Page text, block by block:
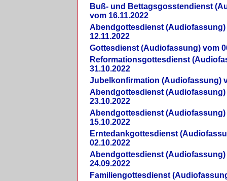
Buß- und Bettagsgosstendienst
vom 16.11.2022
Abendgottesdienst (Audiofassung)
12.11.2022
Gottesdienst (Audiofassung) vom
Reformationsgottesdienst
31.10.2022
Jubelkonfirmation (Audiofassung)
Abendgottesdienst (Audiofassung)
23.10.2022
Abendgottesdienst (Audiofassung)
15.10.2022
Erntedankgottesdienst
02.10.2022
Abendgottesdienst (Audiofassung)
24.09.2022
Familiengottesdienst